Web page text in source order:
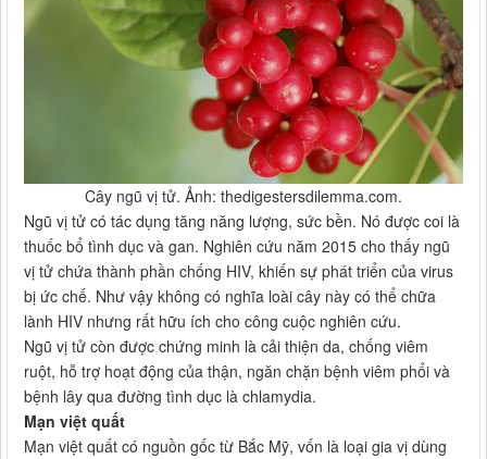
Cây ngũ vị tử. Ảnh: thedigestersdilemma.com.
Ngũ vị tử có tác dụng tăng năng lượng, sức bền. Nó được coi là
thuốc bổ tình dục và gan. Nghiên cứu năm 2015 cho thấy ngũ
vị tử chứa thành phần chống HIV, khiến sự phát triển của virus
bị ức chế. Như vậy không có nghĩa loài cây này có thể chữa
lành HIV nhưng rất hữu ích cho công cuộc nghiên cứu.
Ngũ vị tử còn được chứng minh là cải thiện da, chống viêm
ruột, hỗ trợ hoạt động của thận, ngăn chặn bệnh viêm phổi và
bệnh lây qua đường tình dục là chlamydia.
Mạn việt quất
Mạn việt quất có nguồn gốc từ Bắc Mỹ, vốn là loại gia vị dùng